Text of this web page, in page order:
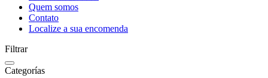
Quem somos
Contato
Localize a sua encomenda
Filtrar
Categorías